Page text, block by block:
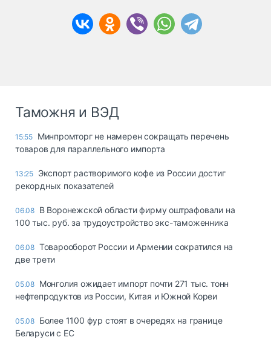
Таможня и ВЭД
15:55 Минпромторг не намерен сокращать перечень
товаров для параллельного импорта
13:25 Экспорт растворимого кофе из России достиг
рекордных показателей
06.08 В Воронежской области фирму оштрафовали на
100 тыс. руб. за трудоустройство экс-таможенника
06.08 Товарооборот России и Армении сократился на
две трети
05.08 Монголия ожидает импорт почти 271 тыс. тонн
нефтепродуктов из России, Китая и Южной Кореи
05.08 Более 1100 фур стоят в очередях на границе
Беларуси с ЕС